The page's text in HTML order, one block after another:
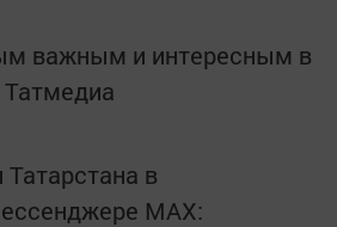
важным и интересным в
Татмедиа
в
MАХ: